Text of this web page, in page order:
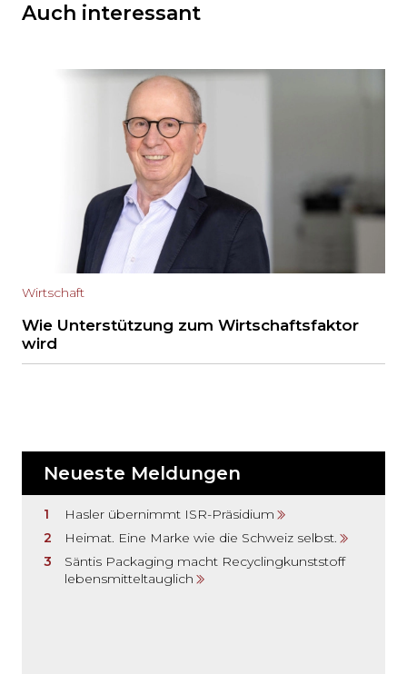
Auch interessant
Wirtschaft
Wie Unterstützung zum Wirtschaftsfaktor
wird
Neueste Meldungen
Hasler übernimmt ISR-Präsidium
Heimat. Eine Marke wie die Schweiz selbst.
Säntis Packaging macht Recyclingkunststoff
lebensmitteltauglich